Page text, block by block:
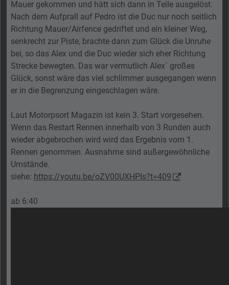
Mauer gekommen und hätt sich dann in Teile ausgelöst.
Nach dem Aufprall auf Pedro ist die Duc nur noch seitlich
Richtung Mauer/Airfence gedriftet und ein kleiner Weg,
senkrecht zur Piste, brachte dann zum Glück die Unruhe
bei, so das Alex und die Duc wieder sich eher Richtung
Strecke bewegten. Das war vermutlich Alex´ großes
Glück, sonst wäre das viel schlimmer ausgegangen wenn
er in die Begrenzung eingeschlagen wäre.
Laut Motorpsort Magazin ist kein 3. Start vorgesehen.
Wenn das Restart Rennen innerhalb von 3 Runden auch
wieder abgebrochen wird wird das Ergebnis vom 1.
Rennen genommen. Ausnahme sind außergewöhnliche
Umstände.
siehe: https://youtu.be/oZV00UXHPIs?t=409
ab 6:40